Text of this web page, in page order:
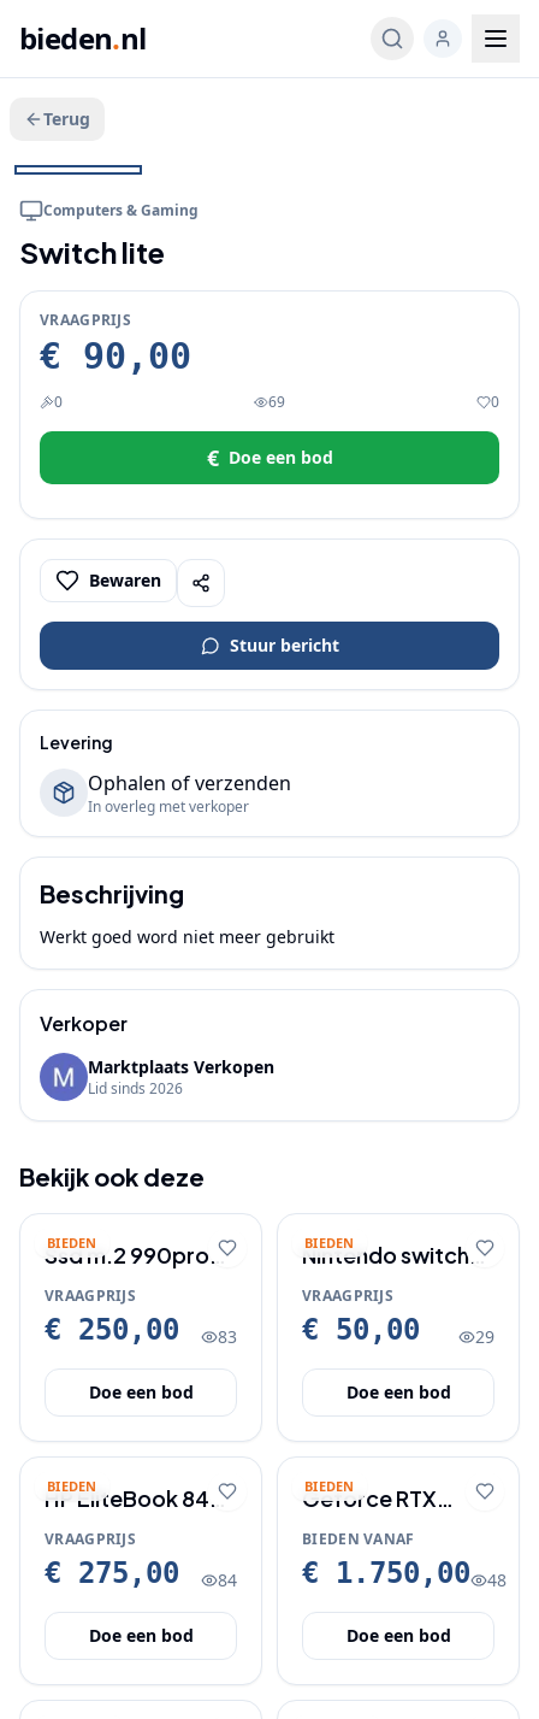
bieden.nl
Terug
Veeg voor meer
Computers & Gaming
Switch lite
VRAAGPRIJS
€ 90,00
0 69 0
€ Doe een bod
Bewaren
Stuur bericht
Levering
Ophalen of verzenden
In overleg met verkoper
Beschrijving
Werkt goed word niet meer gebruikt
Verkoper
Marktplaats Verkopen
Lid sinds 2026
Bekijk ook deze
BIEDEN
Ssd m.2 990pro
2TB
VRAAGPRIJS
€ 250,00 83
Doe een bod
BIEDEN
Nintendo switch
met accesoires
VRAAGPRIJS
€ 50,00 29
Doe een bod
BIEDEN
HP EliteBook 840
G7 Windows 11
laptop
VRAAGPRIJS
€ 275,00 84
Doe een bod
BIEDEN
Geforce RTX
nieuwe videokaart
BIEDEN VANAF
€ 1.750,00 48
Doe een bod